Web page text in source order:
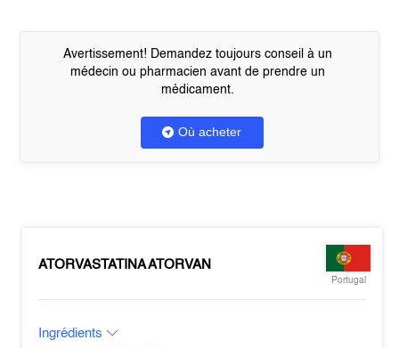
Avertissement! Demandez toujours conseil à un
médecin ou pharmacien avant de prendre un
médicament.
Où acheter
ATORVASTATINA ATORVAN
Portugal
Ingrédients